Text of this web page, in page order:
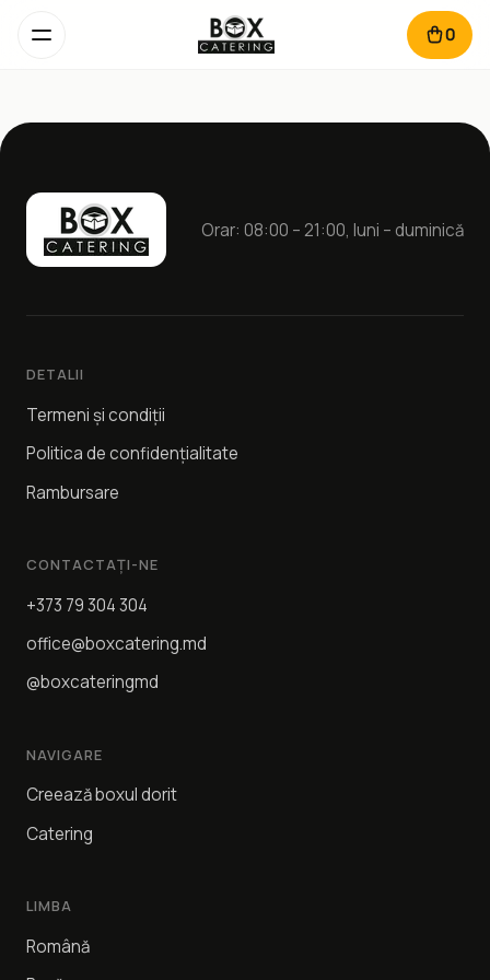
0
Orar: 08:00 – 21:00, luni – duminică
DETALII
Termeni și condiții
Politica de confidențialitate
Rambursare
CONTACTAȚI-NE
+373 79 304 304
office@boxcatering.md
@boxcateringmd
NAVIGARE
Creează boxul dorit
Catering
LIMBA
Română